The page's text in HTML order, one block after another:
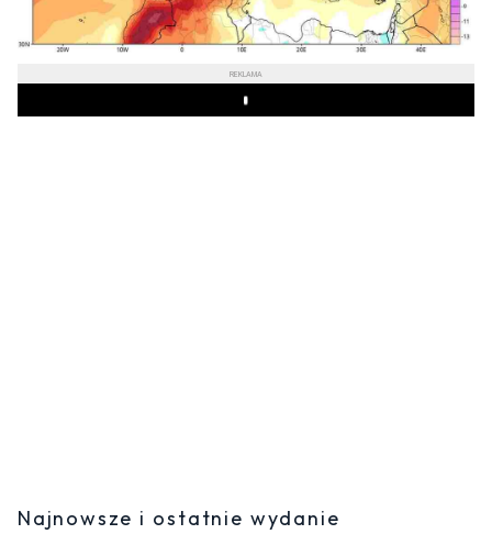
REKLAMA
Play
Najnowsze i ostatnie wydanie